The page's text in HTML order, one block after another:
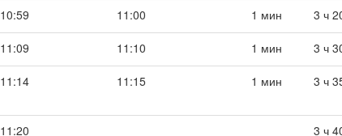
10:59 11:00 1 мин 3 ч
11:09 11:10 1 мин 3 ч
11:14 11:15 1 мин 3 ч
11:20 3 ч